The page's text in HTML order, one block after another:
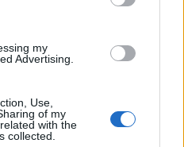
my
Advertising.
Use,
of my
with the
collected.